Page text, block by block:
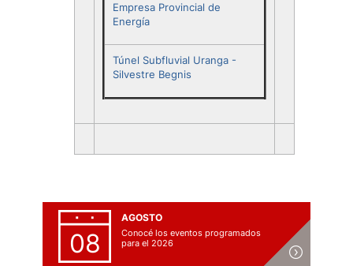
Empresa Provincial de
Energía
Túnel Subfluvial Uranga -
Silvestre Begnis
08
AGOSTO
Conocé los eventos programados
para el 2026